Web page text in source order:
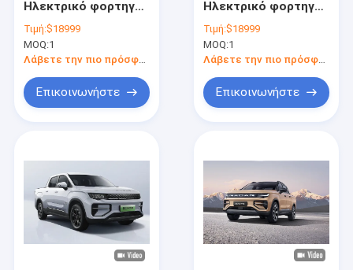
Ηλεκτρικό φορτηγό
Μεγάλη εμβέλεια
410 χλμ.
Τιμή:$18999
MOQ:1
Λάβετε την πιο πρόσφατη τιμή
Επικοινωνήστε
Ηλεκτρικό φορτηγό
Μεγάλη εμβέλεια
410 χλμ.
Τιμή:$18999
MOQ:1
Επικοινωνήστε